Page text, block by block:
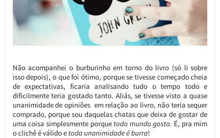
Não acompanhei o burburinho em torno do livro (só li sobre
isso depois), o que foi ótimo, porque se tivesse começado cheia
de expectativas, ficaria analisando tudo o tempo todo e
dificilmente teria gostado tanto. Aliás, se tivesse visto a quase
unanimidade de opiniões em relação ao livro, não teria sequer
comprado, porque sou daquelas chatas que deixa de gostar de
uma coisa simplesmente porque todo mundo gosta. É, pra mim
o clichê é válido e toda unanimidade é burra!